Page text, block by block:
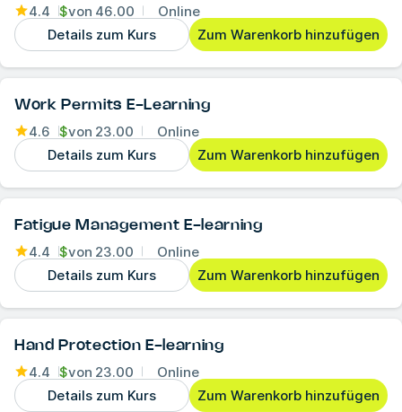
4.4 $von 46.00
Online
Details zum Kurs
Zum Warenkorb hinzufügen
Work Permits E-Learning
4.6 $von 23.00
Online
Details zum Kurs
Zum Warenkorb hinzufügen
Fatigue Management E-learning
4.4 $von 23.00
Online
Details zum Kurs
Zum Warenkorb hinzufügen
Hand Protection E-learning
4.4 $von 23.00
Online
Details zum Kurs
Zum Warenkorb hinzufügen